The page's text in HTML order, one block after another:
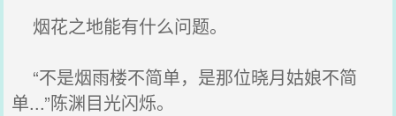
烟花之地能有什么问题。
“不是烟雨楼不简单，是那位晓月姑娘不简
单...”陈渊目光闪烁。